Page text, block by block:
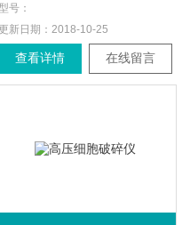
号：
新日期： 2018-10-25
查看详情 在线留言